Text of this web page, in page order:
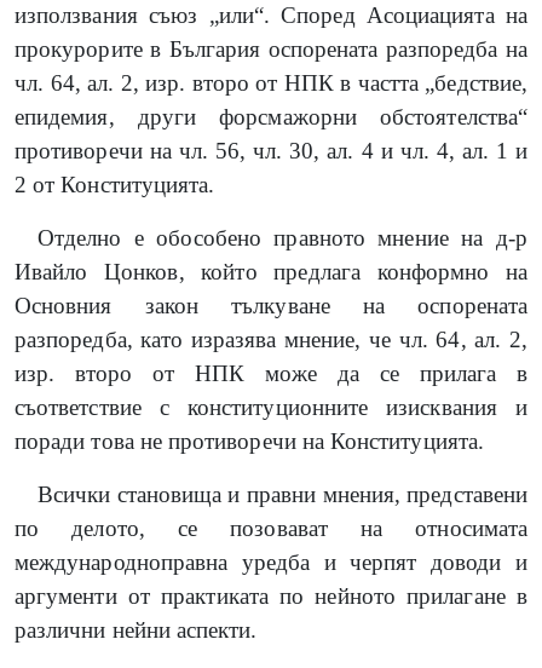
използвания съюз „или“. Според Асоциацията на
прокурорите в България оспорената разпоредба на
чл. 64, ал. 2, изр. второ от НПК в частта „бедствие,
епидемия, други форсмажорни обстоятелства“
противоречи на чл. 56, чл. 30, ал. 4 и чл. 4, ал. 1 и
2 от Конституцията.
Отделно е обособено правното мнение на д-р
Ивайло Цонков, който предлага конформно на
Основния закон тълкуване на оспорената
разпоредба, като изразява мнение, че чл. 64, ал. 2,
изр. второ от НПК може да се прилага в
съответствие с конституционните изисквания и
поради това не противоречи на Конституцията.
Всички становища и правни мнения, представени
по делото, се позовават на относимата
международноправна уредба и черпят доводи и
аргументи от практиката по нейното прилагане в
различни нейни аспекти.